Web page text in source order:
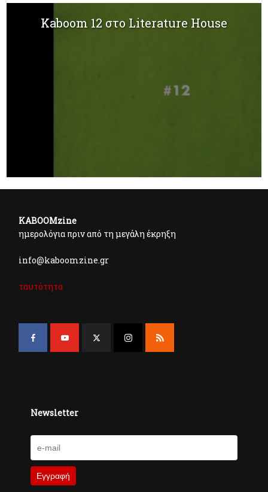
Kaboom 12 στο Literature House
KABOOMzine
ημερολόγια πριν από τη μεγάλη έκρηξη
info@kaboomzine.gr
ταυτότητα
Newsletter